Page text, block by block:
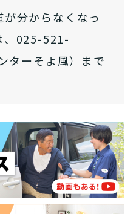
分からなくなっ
、025-521-
ターそよ風）まで
ているのは?
類以上あり、それぞれ
す。
いいのかわからな
答えていただくだけ
サービスを紹介しま
タート
ずれかの判定を受
はい
or
(自立)
れた
しながら
い
住みたい
るうえで誰かの
必要ですか？
必要
い
ですか？
い
いたい
ていますか？
知症の疑いはあ
はい
え
ですか？
いたい
泊したい
？
１～２
１～２
～５